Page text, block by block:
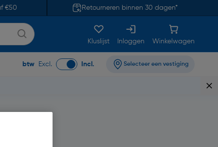
€50 Retourneren binnen 30 dagen*
Kluslijst Inloggen Winkelwagen
btw Excl. Incl. Selecteer een vestiging